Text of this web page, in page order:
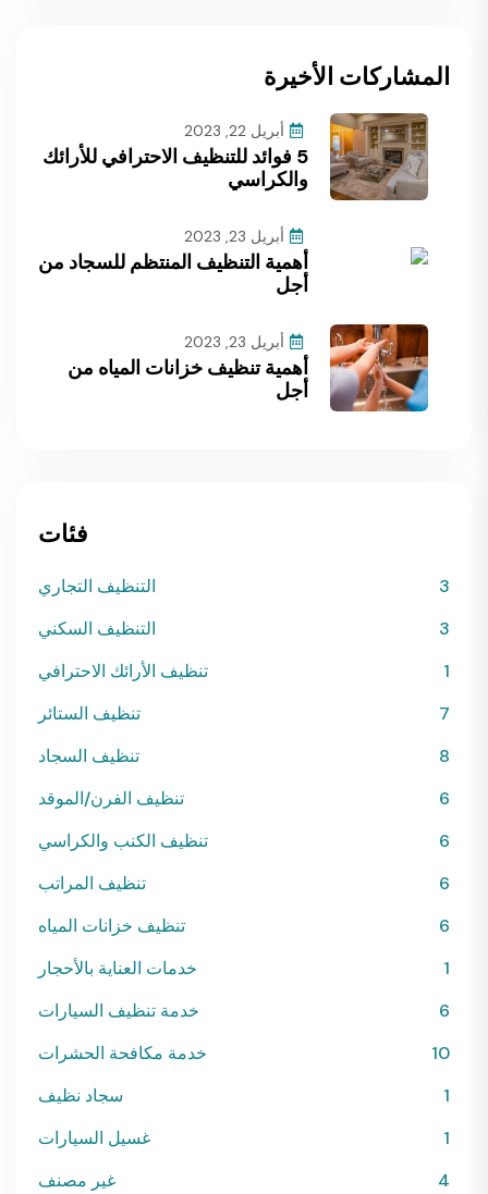
المشاركات الأخيرة
أبريل 22, 2023
5 فوائد للتنظيف الاحترافي للأرائك
والكراسي
أبريل 23, 2023
أهمية التنظيف المنتظم للسجاد من
أجل
أبريل 23, 2023
أهمية تنظيف خزانات المياه من
أجل
فئات
التنظيف التجاري
3
التنظيف السكني
3
تنظيف الأرائك الاحترافي
1
تنظيف الستائر
7
تنظيف السجاد
8
تنظيف الفرن/الموقد
6
تنظيف الكنب والكراسي
6
تنظيف المراتب
6
تنظيف خزانات المياه
6
خدمات العناية بالأحجار
1
خدمة تنظيف السيارات
6
خدمة مكافحة الحشرات
10
سجاد نظيف
1
غسيل السيارات
1
غير مصنف
4